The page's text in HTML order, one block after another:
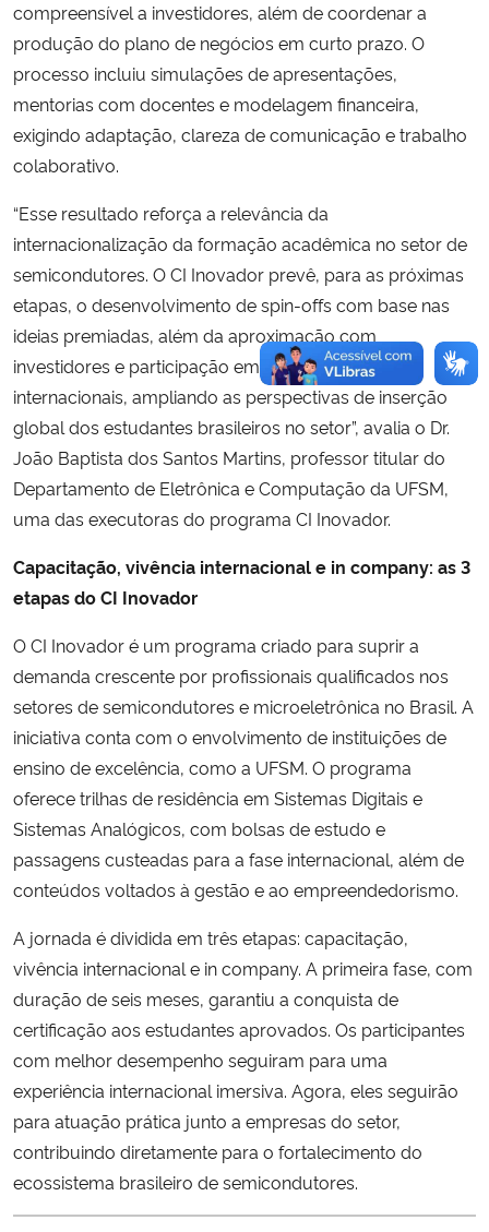
compreensível a investidores, além de coordenar a
produção do plano de negócios em curto prazo. O
processo incluiu simulações de apresentações,
mentorias com docentes e modelagem financeira,
exigindo adaptação, clareza de comunicação e trabalho
colaborativo.
“Esse resultado reforça a relevância da
internacionalização da formação acadêmica no setor de
semicondutores. O CI Inovador prevê, para as próximas
etapas, o desenvolvimento de spin-offs com base nas
ideias premiadas, além da aproximação com
investidores e participação em novos eventos
internacionais, ampliando as perspectivas de inserção
global dos estudantes brasileiros no setor”, avalia o Dr.
João Baptista dos Santos Martins, professor titular do
Departamento de Eletrônica e Computação da UFSM,
uma das executoras do programa CI Inovador.
Capacitação, vivência internacional e in company: as 3
etapas do CI Inovador
O CI Inovador é um programa criado para suprir a
demanda crescente por profissionais qualificados nos
setores de semicondutores e microeletrônica no Brasil. A
iniciativa conta com o envolvimento de instituições de
ensino de excelência, como a UFSM. O programa
oferece trilhas de residência em Sistemas Digitais e
Sistemas Analógicos, com bolsas de estudo e
passagens custeadas para a fase internacional, além de
conteúdos voltados à gestão e ao empreendedorismo.
A jornada é dividida em três etapas: capacitação,
vivência internacional e in company. A primeira fase, com
duração de seis meses, garantiu a conquista de
certificação aos estudantes aprovados. Os participantes
com melhor desempenho seguiram para uma
experiência internacional imersiva. Agora, eles seguirão
para atuação prática junto a empresas do setor,
contribuindo diretamente para o fortalecimento do
ecossistema brasileiro de semicondutores.